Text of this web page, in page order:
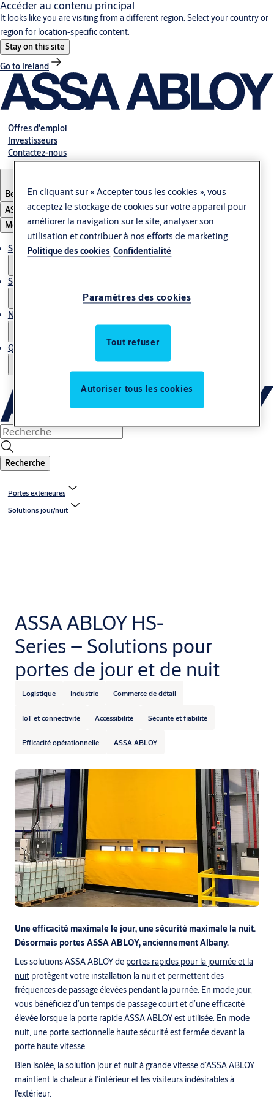
Accéder au contenu principal
It looks like you are visiting from a different region. Select your country or
region for location-specific content.
Stay on this site
Go to Ireland
Offres d'emploi
Investisseurs
Contactez-nous
Belgium Français
ASSA ABLOY Group
Menu
Solutions
Service et maintenance
Notre expertise
Qui sommes-nous ?
Recherche
Portes extérieures
Solutions jour/nuit
ASSA ABLOY HS-
Series – Solutions pour
portes de jour et de nuit
Logistique Industrie Commerce de détail
IoT et connectivité Accessibilité Sécurité et fiabilité
Efficacité opérationnelle ASSA ABLOY
Une efficacité maximale le jour, une sécurité maximale la nuit.
Désormais portes ASSA ABLOY, anciennement Albany.
Les solutions ASSA ABLOY de portes rapides pour la journée et la
nuit protègent votre installation la nuit et permettent des
fréquences de passage élevées pendant la journée. En mode jour,
vous bénéficiez d’un temps de passage court et d’une efficacité
élevée lorsque la porte rapideASSA ABLOY est utilisée. En mode
nuit, une porte sectionnelle haute sécurité est fermée devant la
porte haute vitesse.
Bien isolée, la solution jour et nuit à grande vitesse d’ASSA ABLOY
maintient la chaleur à l’intérieur et les visiteurs indésirables à
l’extérieur.
En cliquant sur « Accepter tous les cookies », vous
acceptez le stockage de cookies sur votre appareil pour
améliorer la navigation sur le site, analyser son
utilisation et contribuer à nos efforts de marketing.
Politique des cookies Confidentialité
Paramètres des cookies
Tout refuser
Autoriser tous les cookies